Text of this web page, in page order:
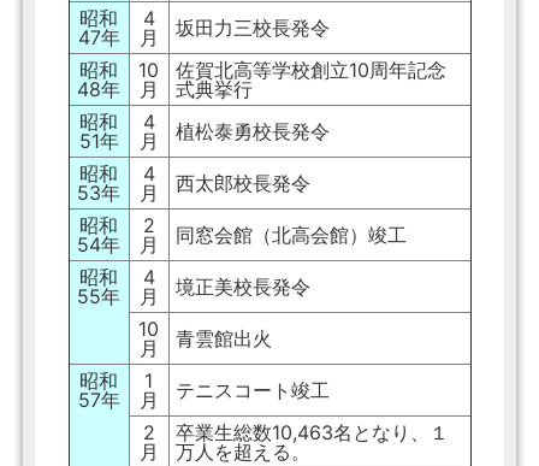
昭和
47年
4
月
坂田力三校長発令
昭和
48年
10
月
佐賀北高等学校創立10周年記念
式典挙行
昭和
51年
4
月
植松泰勇校長発令
昭和
53年
4
月
西太郎校長発令
昭和
54年
2
月
同窓会館（北高会館）竣工
昭和
55年
4
月
境正美校長発令
10
月
青雲館出火
昭和
57年
1
月
テニスコート竣工
2
月
卒業生総数10,463名となり、１
万人を超える。